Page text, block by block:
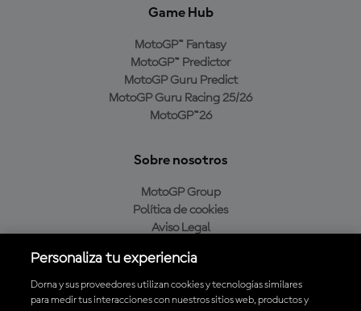
Game Hub
MotoGP™ Fantasy
MotoGP™ Predictor
MotoGP Guru Predict
MotoGP Guru Racing 25/26
MotoGP™26
Sobre nosotros
MotoGP Group
Política de cookies
Aviso Legal
Política de compra
Personaliza tu experiencia
Dorna y sus proveedores utilizan cookies y tecnologías similares
para medir tus interacciones con nuestros sitios web, productos y